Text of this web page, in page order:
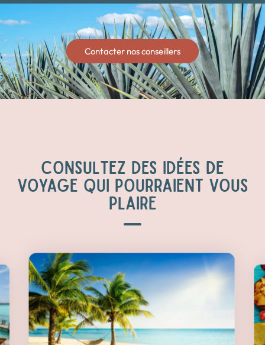
Contacter nos conseillers
CONSULTEZ DES IDÉES DE
VOYAGE QUI POURRAIENT VOUS
PLAIRE